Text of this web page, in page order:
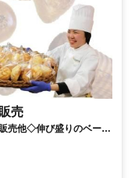
売
売他◇伸び盛りのベーカ